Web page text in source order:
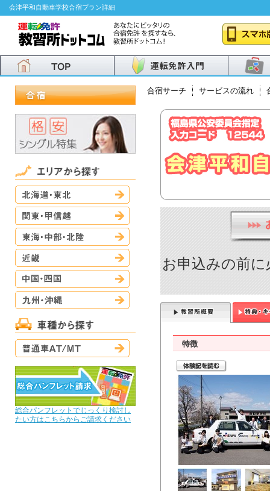
会津平和自動車学校合宿プラン詳細
九州・沖縄
総合パンフレットでじっくり検討し
たい方はこちらからご請求ください
合宿サーチ サービスの流れ
お申込みの前
特徴